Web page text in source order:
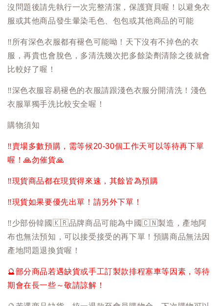
沒問題後請先執行一次完整清潔，保護寶貝喔！以避免衣
服或其他商品發生暈染毛色、包包或其他商品的可能
‼️所有深色衣服都有褪色可能呦！天下沒有不掉色的衣
服，再貴也會脫色，多清洗幾次把多餘染劑清除之後就會
比較好了喔！
‼️深色衣服容易褪色的衣服請跟淺色衣服分開清洗！淺色
衣服單獨手洗比較安全喔！
購物須知
‼️賣場多數預購，需等候20-30個工作天可以等待再下單
喔！🙏勿催貨🙏
‼️現貨商品都在現貨得來速，其餘皆為預購
‼️現貨如果要優先出單！請另外下單！
‼️少部份韓國 🇰🇷品牌商品可能為中國🇨🇳製造，產地阿
布也無法預知，可以接受接受的再下單！預購商品無法因
產地問題退換貨喔！
🔮部分商品若遇缺貨或手工訂製款排程塞車等因素，等待
期會在長一些～敬請諒解！